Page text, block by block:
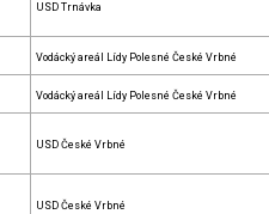
USD Trnávka
Vodácký areál Lídy Polesné České Vrbné
Vodácký areál Lídy Polesné České Vrbné
USD České Vrbné
USD České Vrbné